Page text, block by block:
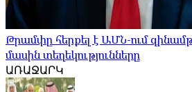
Թրամփը հերքել է ԱՄՆ-ում
մասին տեղեկությունները
ԱՌԱՋԱՐԿ